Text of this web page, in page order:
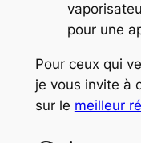
pour une
Pour ceux qui
je vous invite à
sur le meilleur